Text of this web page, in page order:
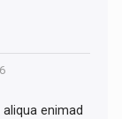
enimad